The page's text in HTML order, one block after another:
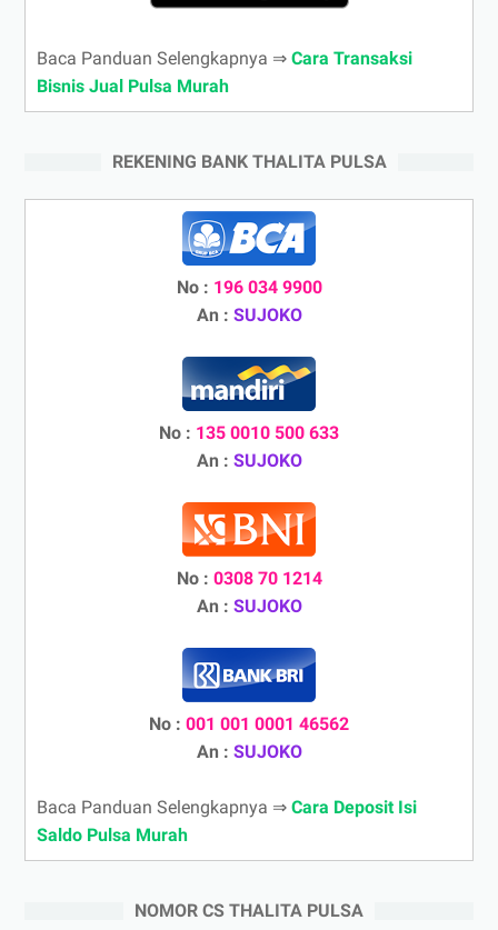
Baca Panduan Selengkapnya ⇒ Cara Transaksi
Bisnis Jual Pulsa Murah
REKENING BANK THALITA PULSA
No : 196 034 9900
An : SUJOKO
No : 135 0010 500 633
An : SUJOKO
No : 0308 70 1214
An : SUJOKO
No : 001 001 0001 46562
An : SUJOKO
Baca Panduan Selengkapnya ⇒ Cara Deposit Isi
Saldo Pulsa Murah
NOMOR CS THALITA PULSA